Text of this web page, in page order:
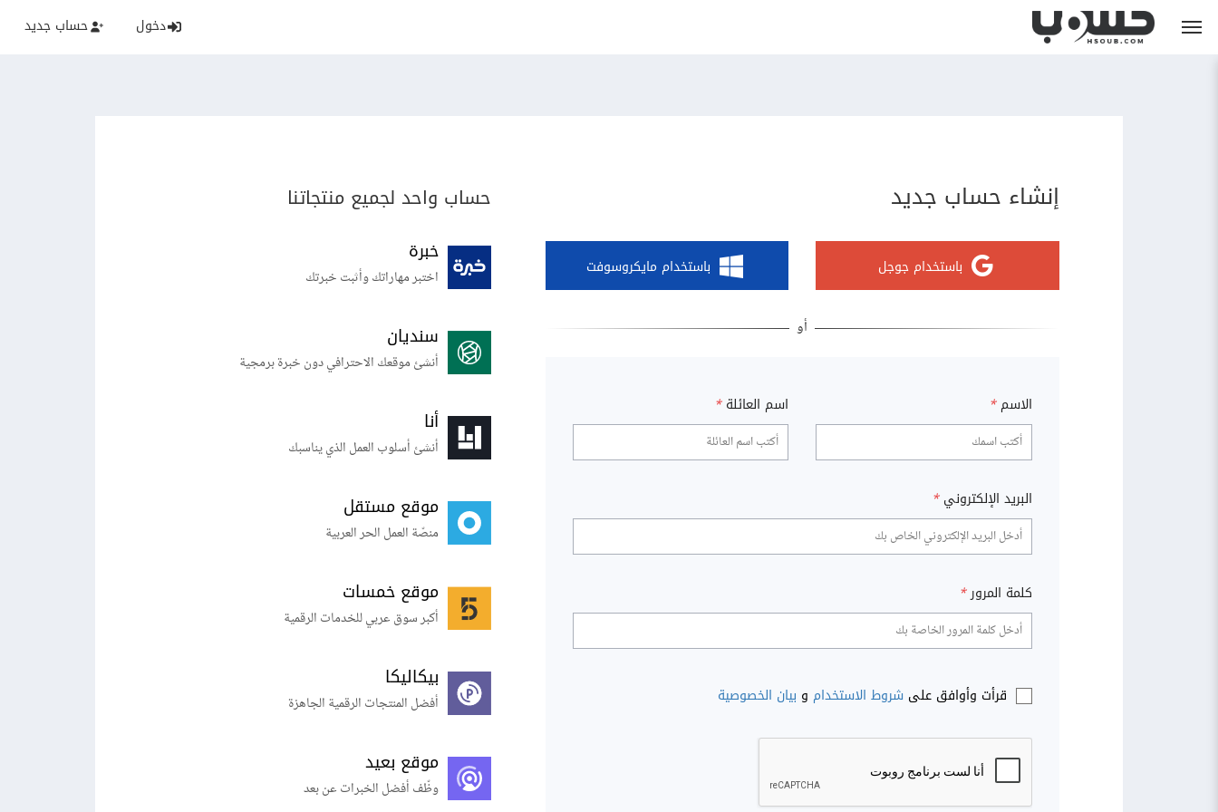
دخول حساب جديد
إنشاء حساب جديد
باستخدام جوجل باستخدام مايكروسوفت
الاسم * اسم العائلة *
البريد الإلكتروني *
كلمة المرور*
قرأت وأوافق على شروط الاستخدام و بيان الخصوصية
حساب واحد لجميع منتجاتنا
خبرة
اختبر مهاراتك وأثبت خبرتك
سنديان
أنشئ موقعك الاحترافي دون خبرة برمجية
أنا
أنشئ أسلوب العمل الذي يناسبك
موقع مستقل
منصّة العمل الحر العربية
موقع خمسات
أكبر سوق عربي للخدمات الرقمية
بيكاليكا
أفضل المنتجات الرقمية الجاهزة
موقع بعيد
وظّف أفضل الخبرات عن بعد